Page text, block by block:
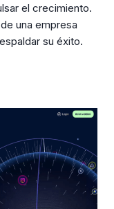
el crecimiento.
una empresa
su éxito.